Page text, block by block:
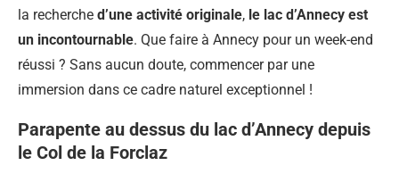
la recherche d’une activité originale, le lac d’Annecy est
un incontournable. Que faire à Annecy pour un week-end
réussi ? Sans aucun doute, commencer par une
immersion dans ce cadre naturel exceptionnel !
Parapente au dessus du lac d’Annecy depuis
le Col de la Forclaz